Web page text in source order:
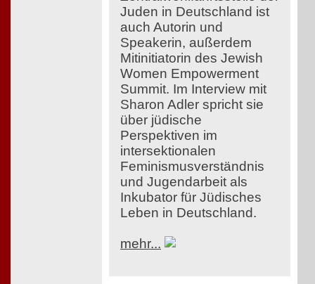
Juden in Deutschland ist
auch Autorin und
Speakerin, außerdem
Mitinitiatorin des Jewish
Women Empowerment
Summit. Im Interview mit
Sharon Adler spricht sie
über jüdische
Perspektiven im
intersektionalen
Feminismusverständnis
und Jugendarbeit als
Inkubator für Jüdisches
Leben in Deutschland.
mehr...